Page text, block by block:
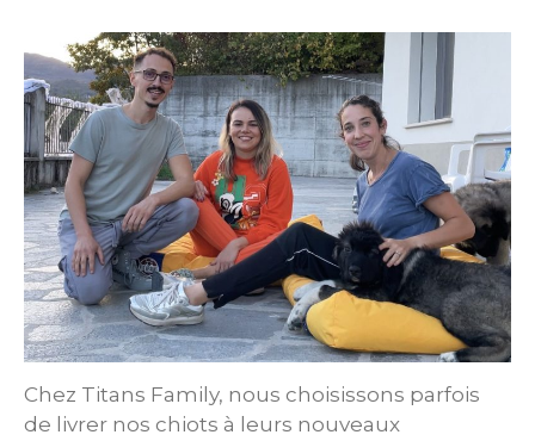
Chez Titans Family, nous choisissons parfois
de livrer nos chiots à leurs nouveaux